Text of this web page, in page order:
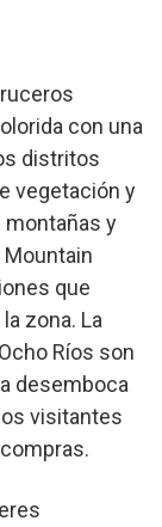
con una
distritos
vegetación y
montañas y
que
zona. La
Ríos son
desemboca
visitantes